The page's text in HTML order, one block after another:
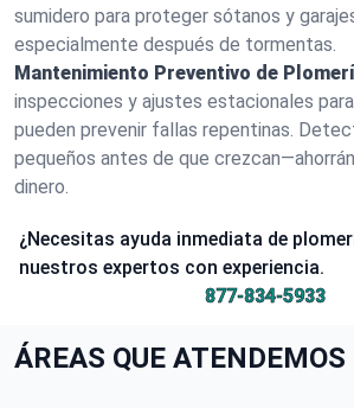
sumidero para proteger sótanos y
especialmente después de tormentas.
Mantenimiento Preventivo de
inspecciones y ajustes estacionales
pueden prevenir fallas repentinas.
pequeños antes de que
dinero.
¿Necesitas ayuda inmediata de
nuestros expertos con experiencia.
877-834-5933
ÁREAS QUE ATENDEMOS